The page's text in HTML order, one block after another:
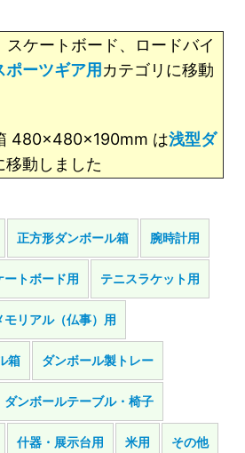
ケートボード、ロードバイ
ポーツギア用カテゴリに移動
480×480×190mm は浅型ダ
移動しました
正方形ダンボール箱 腕時計用
ートボード用 テニスラケット用
モリアル（仏事）用
箱 ダンボール製トレー
ダンボールテーブル・椅子
什器・展示台用 米用 その他